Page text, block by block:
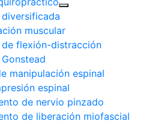
muscular
de flexión-distracción
manipulación espinal
espinal
de nervio pinzado
de liberación miofascial